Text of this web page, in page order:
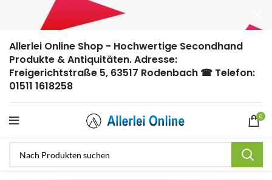
Allerlei Online Shop - Hochwertige Secondhand
Produkte & Antiquitäten. Adresse:
Freigerichtstraße 5, 63517 Rodenbach ☎ Telefon:
01511 1618258
0